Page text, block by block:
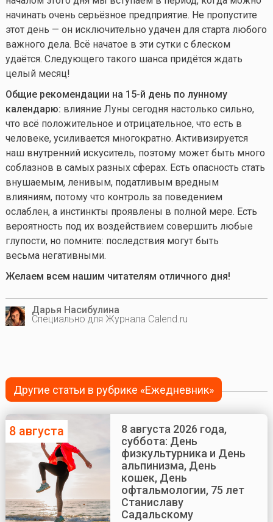
начинать очень серьёзное предприятие. Не пропустите
этот день — он исключительно удачен для старта любого
важного дела. Всё начатое в эти сутки с блеском
удаётся. Следующего такого шанса придётся ждать
целый месяц!
Общие рекомендации на 15-й день по лунному
календарю: влияние Луны сегодня настолько сильно,
что всё положительное и отрицательное, что есть в
человеке, усиливается многократно. Активизируется
наш внутренний искуситель, поэтому может быть много
соблазнов в самых разных сферах. Есть опасность стать
внушаемым, ленивым, податливым вредным
влияниям, потому что контроль за поведением
ослаблен, а инстинкты проявлены в полной мере. Есть
вероятность под их воздействием совершить любые
глупости, но помните: последствия могут быть
весьма негативными.
Желаем всем нашим читателям отличного дня!
Дарья Насибулина
Специально для Журнала Calend.ru
Другие статьи в рубрике «Ежедневник»
8 августа
8 августа 2026 года,
суббота: День
физкультурника и День
альпинизма, День
кошек, День
офтальмологии, 75 лет
Станиславу
Садальскому